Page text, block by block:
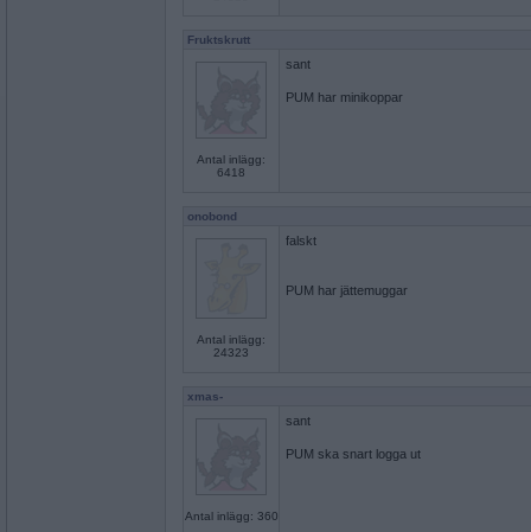
Fruktskrutt
Antal inlägg:
6418
sant
PUM har minikoppar
onobond
Antal inlägg:
24323
falskt
PUM har jättemuggar
xmas-
Antal inlägg: 360
sant
PUM ska snart logga ut